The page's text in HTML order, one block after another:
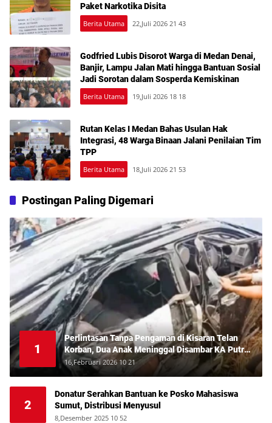
Paket Narkotika Disita
Berita Utama 22,Juli 2026 21 43
Godfried Lubis Disorot Warga di Medan Denai,
Banjir, Lampu Jalan Mati hingga Bantuan Sosial
Jadi Sorotan dalam Sosperda Kemiskinan
Berita Utama 19,Juli 2026 18 18
Rutan Kelas I Medan Bahas Usulan Hak
Integrasi, 48 Warga Binaan Jalani Penilaian Tim
TPP
Berita Utama 18,Juli 2026 21 53
Postingan Paling Digemari
1
Perlintasan Tanpa Pengaman di Kisaran Telan
Korban, Dua Anak Meninggal Disambar KA Putri
Deli
16,Februari 2026 10 21
2
Donatur Serahkan Bantuan ke Posko Mahasiswa
Sumut, Distribusi Menyusul
8,Desember 2025 10 52